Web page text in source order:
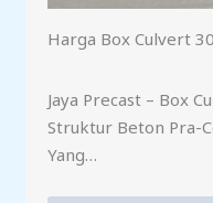
Harga Box Culvert
Jaya Precast – Box
Struktur Beton Pra-
Yang…